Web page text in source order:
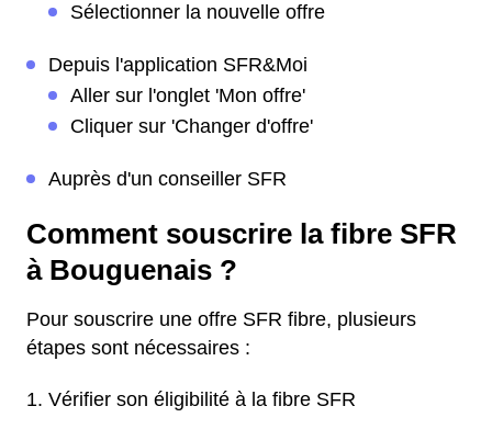
Sélectionner la nouvelle offre
Depuis l'application SFR&Moi
Aller sur l'onglet 'Mon offre'
Cliquer sur 'Changer d'offre'
Auprès d'un conseiller SFR
Comment souscrire la fibre SFR
à Bouguenais ?
Pour souscrire une offre SFR fibre, plusieurs
étapes sont nécessaires :
Vérifier son éligibilité à la fibre SFR